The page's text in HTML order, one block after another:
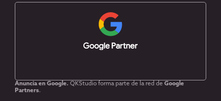
Anuncia en Google. QKStudio forma parte de la red de Google
Partners.